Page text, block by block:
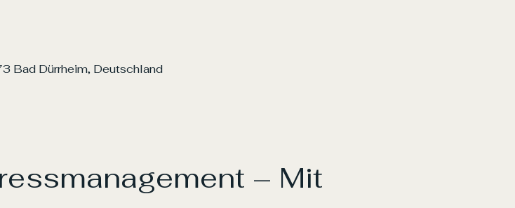
Bad Dürrheim, Deutschland
– Mit